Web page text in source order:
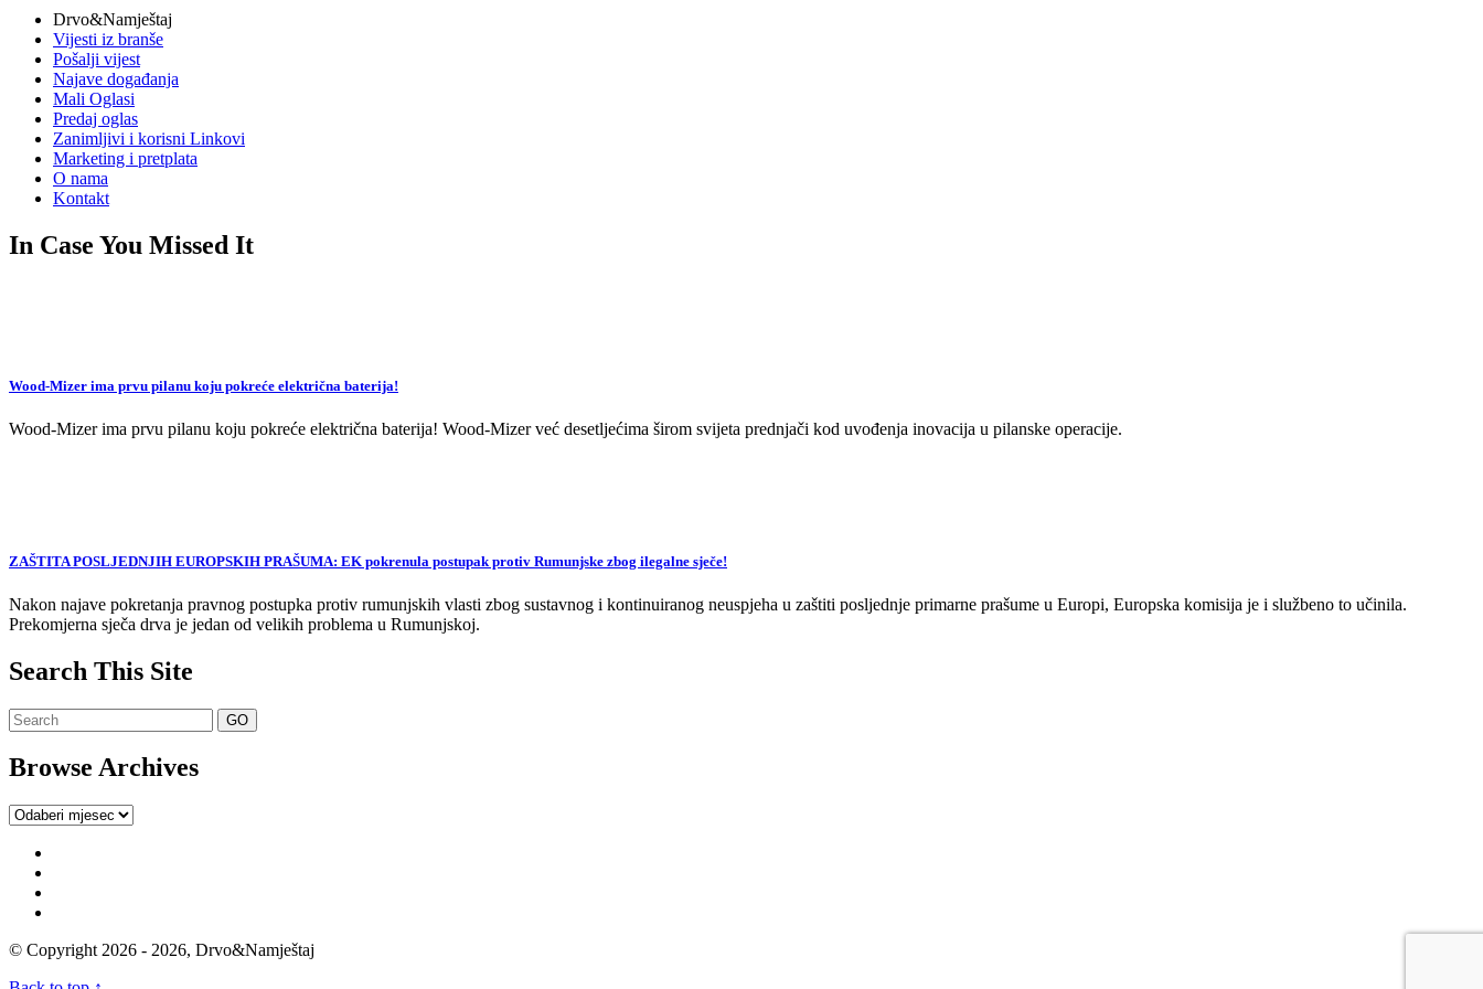
Drvo&Namještaj
Vijesti iz branše
Pošalji vijest
Najave događanja
Mali Oglasi
Predaj oglas
Zanimljivi i korisni Linkovi
Marketing i pretplata
O nama
Kontakt
In Case You Missed It
Wood-Mizer ima prvu pilanu koju pokreće električna baterija!
Wood-Mizer ima prvu pilanu koju pokreće električna baterija! Wood-Mizer već desetljećima širom svijeta prednjači kod uvođenja inovacija u pilanske operacije.
ZAŠTITA POSLJEDNJIH EUROPSKIH PRAŠUMA: EK pokrenula postupak protiv Rumunjske zbog ilegalne sječe!
Nakon najave pokretanja pravnog postupka protiv rumunjskih vlasti zbog sustavnog i kontinuiranog neuspjeha u zaštiti posljednje primarne prašume u Europi, Europska komisija je i službeno to učinila.
Prekomjerna sječa drva je jedan od velikih problema u Rumunjskoj.
Search This Site
Browse Archives
Browse
© Copyright 2026 - 2026, Drvo&Namještaj